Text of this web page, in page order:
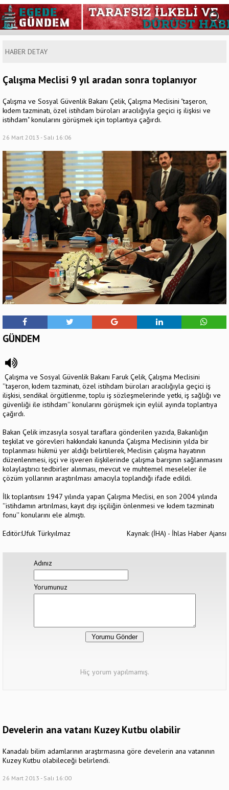
HABER DETAY
Çalışma Meclisi 9 yıl aradan sonra toplanıyor
Çalışma ve Sosyal Güvenlik Bakanı Çelik, Çalışma Meclisini "taşeron,
kıdem tazminatı, özel istihdam büroları aracılığıyla geçici iş ilişkisi ve
istihdam" konularını görüşmek için toplantıya çağırdı.
26 Mart 2013 - Salı 16:06
GÜNDEM
Çalışma ve Sosyal Güvenlik Bakanı Faruk Çelik, Çalışma Meclisini
''taşeron, kıdem tazminatı, özel istihdam büroları aracılığıyla geçici iş
ilişkisi, sendikal örgütlenme, toplu iş sözleşmelerinde yetki, iş sağlığı ve
güvenliği ile istihdam'' konularını görüşmek için eylül ayında toplantıya
çağırdı.
Bakan Çelik imzasıyla sosyal taraflara gönderilen yazıda, Bakanlığın
teşkilat ve görevleri hakkındaki kanunda Çalışma Meclisinin yılda bir
toplanması hükmü yer aldığı belirtilerek, Meclisin çalışma hayatının
düzenlenmesi, işçi ve işveren ilişkilerinde çalışma barışının sağlanmasını
kolaylaştırıcı tedbirler alınması, mevcut ve muhtemel meseleler ile
çözüm yollarının araştırılması amacıyla toplandığı ifade edildi.
İlk toplantısını 1947 yılında yapan Çalışma Meclisi, en son 2004 yılında
''istihdamın artırılması, kayıt dışı işçiliğin önlenmesi ve kıdem tazminatı
fonu'' konularını ele almıştı.
Editör:Ufuk Türkyılmaz
Kaynak: (İHA) - İhlas Haber Ajansı
Adınız
Yorumunuz
Hiç yorum yapılmamış.
Develerin ana vatanı Kuzey Kutbu olabilir
Kanadalı bilim adamlarının araştırmasına göre develerin ana vatanının
Kuzey Kutbu olabileceği belirlendi.
26 Mart 2013 - Salı 16:00